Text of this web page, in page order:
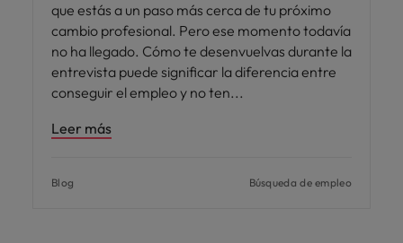
que estás a un paso más cerca de tu próximo
cambio profesional. Pero ese momento todavía
no ha llegado. Cómo te desenvuelvas durante la
entrevista puede significar la diferencia entre
conseguir el empleo y no ten
Leer más
Blog Búsqueda de empleo